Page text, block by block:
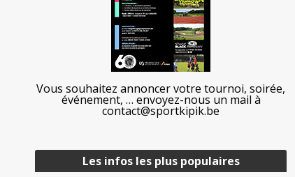
Vous souhaitez annoncer votre tournoi, soirée,
événement, … envoyez-nous un mail à
contact@sportkipik.be
Les infos les plus populaires